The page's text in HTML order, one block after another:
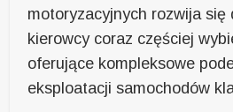
motoryzacyjnych rozwija się
kierowcy coraz częściej
oferujące kompleksowe
eksploatacji samochodów